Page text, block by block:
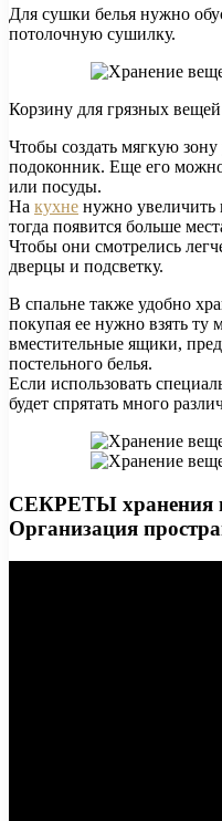
Для сушки белья нужно
потолочную сушилку.
Корзину для грязных
Чтобы создать мягкую
подоконник. Еще его
или посуды.
На кухне нужно увеличить
тогда появится больше
Чтобы они смотрелись
дверцы и подсветку.
В спальне также удобно
покупая ее нужно взять ту
вместительные ящики,
постельного белья.
Если использовать
будет спрятать много
СЕКРЕТЫ хранения
Организация